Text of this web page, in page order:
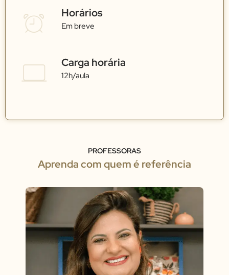
Horários
Em breve
Carga horária
12h/aula
PROFESSORAS
Aprenda com quem é referência